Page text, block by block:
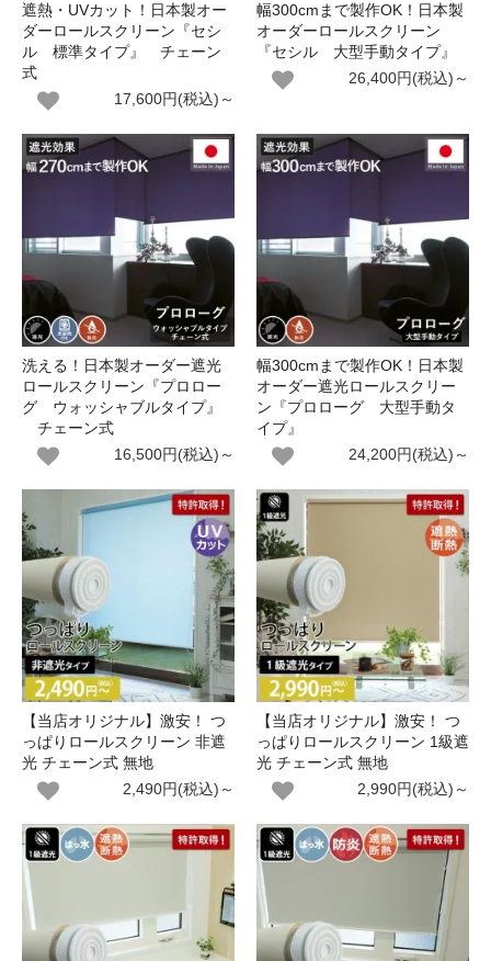
遮熱・UVカット！日本製オー
ダーロールスクリーン『セシ
ル 標準タイプ』 チェーン
式
17,600円(税込)～
幅300cmまで製作OK！日本製
オーダーロールスクリーン
『セシル 大型手動タイプ』
26,400円(税込)～
洗える！日本製オーダー遮光
ロールスクリーン『プロロー
グ ウォッシャブルタイプ』
チェーン式
16,500円(税込)～
幅300cmまで製作OK！日本製
オーダー遮光ロールスクリー
ン『プロローグ 大型手動タ
イプ』
24,200円(税込)～
【当店オリジナル】激安！ つ
っぱりロールスクリーン 非遮
光 チェーン式 無地
2,490円(税込)～
【当店オリジナル】激安！ つ
っぱりロールスクリーン 1級遮
光 チェーン式 無地
2,990円(税込)～